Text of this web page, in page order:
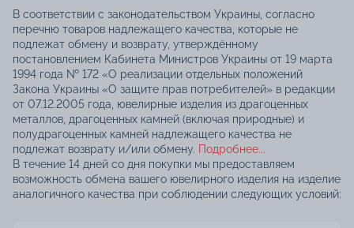
В соответствии с законодательством Украины, согласно
перечню товаров надлежащего качества, которые не
подлежат обмену и возврату, утверждённому
постановлением Кабинета Министров Украины от 19 марта
1994 года № 172 «О реализации отдельных положений
Закона Украины «О защите прав потребителей» в редакции
от 07.12.2005 года, ювелирные изделия из драгоценных
металлов, драгоценных камней (включая природные) и
полудрагоценных камней надлежащего качества не
подлежат возврату и/или обмену. Подробнее...
В течение 14 дней со дня покупки мы предоставляем
возможность обмена вашего ювелирного изделия на изделие
аналогичного качества при соблюдении следующих условий: